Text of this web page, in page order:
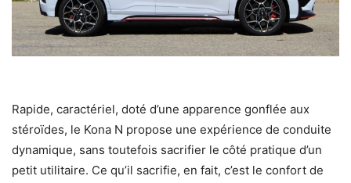
Rapide, caractériel, doté d’une apparence gonflée aux
stéroïdes, le Kona N propose une expérience de conduite
dynamique, sans toutefois sacrifier le côté pratique d’un
petit utilitaire. Ce qu’il sacrifie, en fait, c’est le confort de